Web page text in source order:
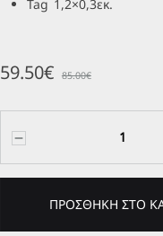
Tag 1,2×0,3εκ.
59.50€ 85.00€
ΠΡΟΣΘΉΚΗ ΣΤΟ